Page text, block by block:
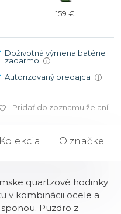
159 €
Doživotná výmena batérie
zadarmo
i
Autorizovaný predajca i
Pridať do zoznamu želaní
Kolekcia O značke
quartzové hodinky
v kombinácii ocele a
Puzdro z